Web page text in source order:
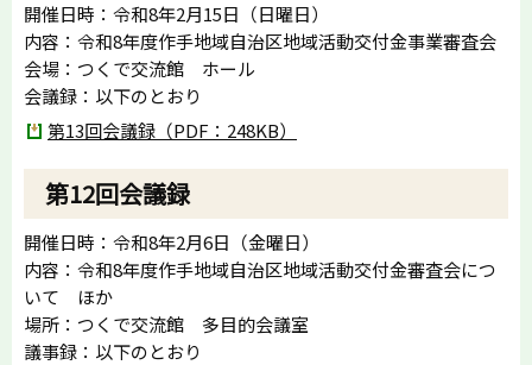
開催日時：令和8年2月15日（日曜日）
内容：令和8年度作手地域自治区地域活動交付金事業審査会
会場：つくで交流館 ホール
会議録：以下のとおり
第13回会議録（PDF：248KB）
第12回会議録
開催日時：令和8年2月6日（金曜日）
内容：令和8年度作手地域自治区地域活動交付金審査会につ
いて ほか
場所：つくで交流館 多目的会議室
議事録：以下のとおり